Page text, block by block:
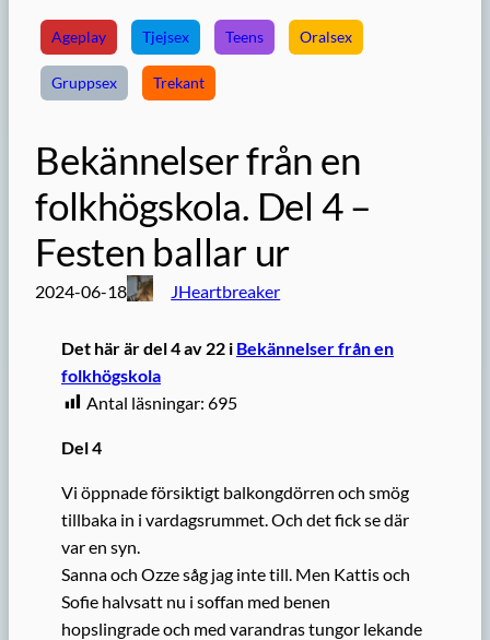
Ageplay Tjejsex Teens Oralsex
Gruppsex Trekant
Bekännelser från en
folkhögskola. Del 4 –
Festen ballar ur
2024-06-18 JHeartbreaker
Det här är del 4 av 22 i Bekännelser från en
folkhögskola
Antal läsningar: 695
Del 4
Vi öppnade försiktigt balkongdörren och smög
tillbaka in i vardagsrummet. Och det fick se där
var en syn.
Sanna och Ozze såg jag inte till. Men Kattis och
Sofie halvsatt nu i soffan med benen
hopslingrade och med varandras tungor lekande